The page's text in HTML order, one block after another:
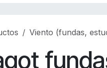
Viento (fundas,